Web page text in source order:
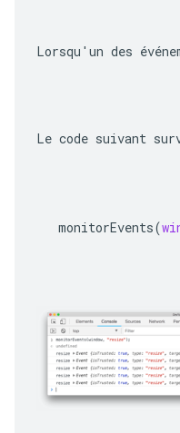
Lorsqu'un des
Le code suivant
monitorEvents(